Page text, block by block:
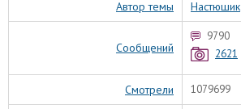
Автор темы Настюшик
Сообщений
9790
2621
Смотрели 1079699